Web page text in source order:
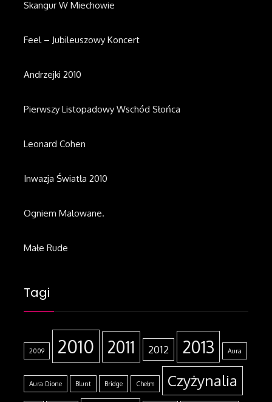
Skangur W Miechowie
Feel – Jubileuszowy Koncert
Andrzejki 2010
Pierwszy Listopadowy Wschód Słońca
Leonard Cohen
Inwazja Światła 2010
Ogniem Malowane.
Małe Rude
Tagi
2009 2010 2011 2012 2013 Aura
Aura Dione Blunt Bridge Chełm Czyżynalia